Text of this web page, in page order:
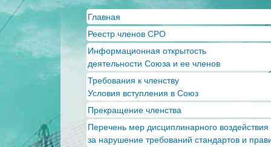
Главная
Реестр членов СРО
Информационная открытость
деятельности Союза и ее членов
Требования к членству
Условия вступления в Союз
Прекращение членства
Перечень мер дисциплинарного воздействия
за нарушение требований стандартов и